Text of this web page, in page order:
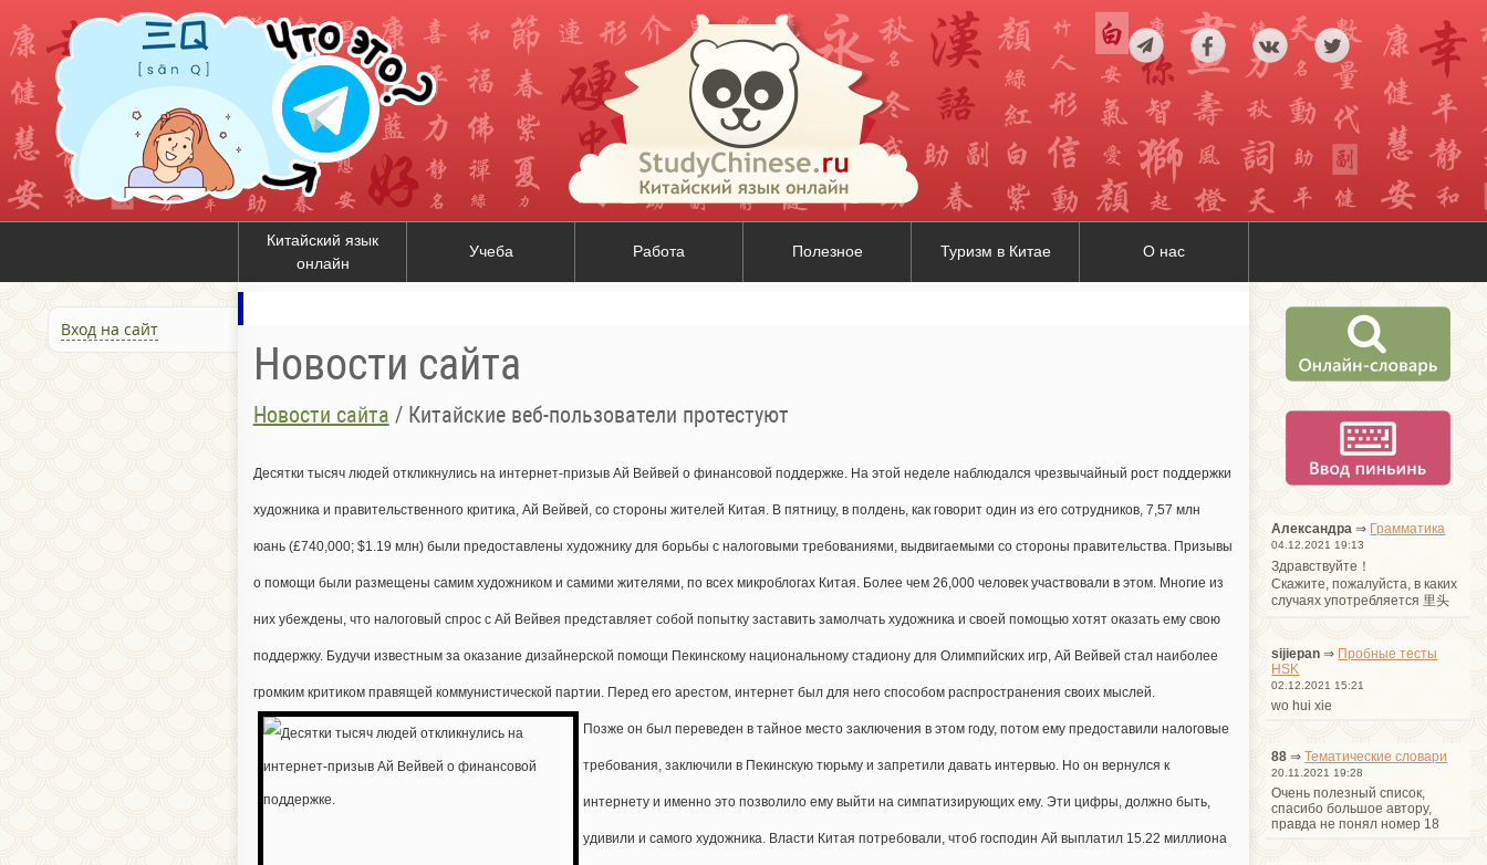
Китайский язык
онлайн
Учеба Работа Полезное Туризм в Китае О нас
Вход на сайт
Новости сайта
Новости сайта / Китайские веб-пользователи протестуют
Десятки тысяч людей откликнулись на интернет-призыв Ай Вейвей о финансовой поддержке. На этой неделе наблюдался чрезвычайный рост поддержки
художника и правительственного критика, Ай Вейвей, со стороны жителей Китая. В пятницу, в полдень, как говорит один из его сотрудников, 7,57 млн
юань (£740,000; $1.19 млн) были предоставлены художнику для борьбы с налоговыми требованиями, выдвигаемыми со стороны правительства. Призывы
о помощи были размещены самим художником и самими жителями, по всех микроблогах Китая. Более чем 26,000 человек участвовали в этом. Многие из
них убеждены, что налоговый спрос с Ай Вейвея представляет собой попытку заставить замолчать художника и своей помощью хотят оказать ему свою
поддержку. Будучи известным за оказание дизайнерской помощи Пекинскому национальному стадиону для Олимпийских игр, Ай Вейвей стал наиболее
громким критиком правящей коммунистической партии. Перед его арестом, интернет был для него способом распространения своих мыслей.
Позже он был переведен в тайное место заключения в этом году, потом ему предоставили налоговые
требования, заключили в Пекинскую тюрьму и запретили давать интервью. Но он вернулся к
интернету и именно это позволило ему выйти на симпатизирующих ему. Эти цифры, должно быть,
удивили и самого художника. Власти Китая потребовали, чтоб господин Ай выплатил 15.22 миллиона
Александра ⇒ Грамматика
04.12.2021 19:13
Здравствуйте！
Cкажите, пожалуйста, в каких
случаях употребляется 里头
sijiepan ⇒ Пробные тесты
HSK
02.12.2021 15:21
wo hui xie
88 ⇒Тематические словари
20.11.2021 19:28
Очень полезный список,
спасибо большое автору,
правда не понял номер 18